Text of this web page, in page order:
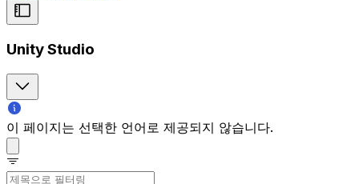
Unity Studio
이 페이지는 선택한 언어로 제공되지 않습니다.